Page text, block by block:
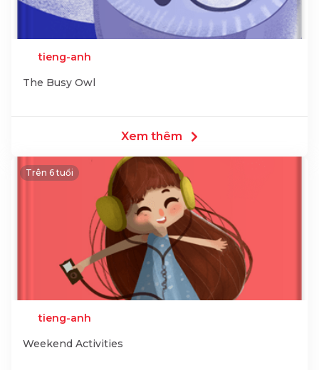
tieng-anh
The Busy Owl
Xem thêm
Trên 6 tuổi
tieng-anh
Weekend Activities